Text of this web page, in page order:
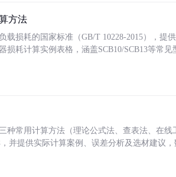
方法
载损耗的国家标准（GB/T 10228-2015），提
损耗计算实例表格，涵盖SCB10/SCB13等常
种常用计算方法（理论公式法、查表法、在
并提供实际计算案例、误差分析及选材建议